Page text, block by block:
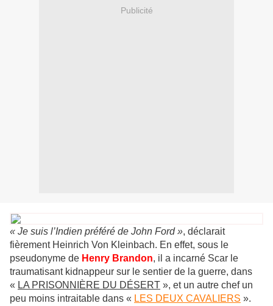
Publicité
« Je suis l’Indien préféré de John Ford », déclarait
fièrement Heinrich Von Kleinbach. En effet, sous le
pseudonyme de Henry Brandon, il a incarné Scar le
traumatisant kidnappeur sur le sentier de la guerre, dans
« LA PRISONNIÈRE DU DÉSERT », et un autre chef un
peu moins intraitable dans « LES DEUX CAVALIERS ».